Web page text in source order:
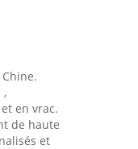
,
en vrac.
de haute
et